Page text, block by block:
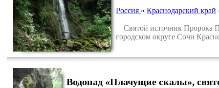
Россия » Краснодарский край
Святой источник Пророка
городском округе Сочи
Водопад «Плачущие скалы»,